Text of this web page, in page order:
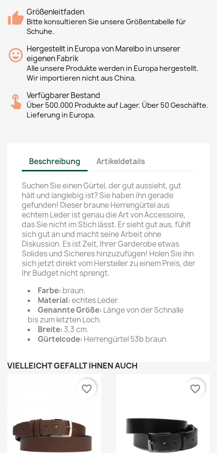
Größenleitfaden
Bitte konsultieren Sie unsere Größentabelle für
Schuhe.
Hergestellt in Europa von Marelbo in unserer
eigenen Fabrik
Alle unsere Produkte werden in Europa hergestellt.
Wir importieren nicht aus China.
Verfügbarer Bestand
Über 500.000 Produkte auf Lager. Über 50 Geschäfte.
Lieferung in Europa.
Beschreibung Artikeldetails
Suchen Sie einen Gürtel, der gut aussieht, gut
hält und langlebig ist? Sie haben ihn gerade
gefunden! Dieser braune Herrengürtel aus
echtem Leder ist genau die Art von Accessoire,
das Sie nicht im Stich lässt. Er sieht gut aus, fühlt
sich gut an und macht seine Arbeit ohne
Diskussion. Es ist Zeit, Ihrer Garderobe etwas
Solides und Sicheres hinzuzufügen! Holen Sie ihn
sich jetzt direkt vom Hersteller zu einem Preis, der
Ihr Budget nicht sprengt.
Farbe: braun.
Material:echtes Leder.
Genannte Größe: Länge von der Schnalle
bis zum letzten Loch.
Breite:3,3 cm.
Gürtelcode: Herrengürtel 53b braun.
VIELLEICHT GEFÄLLT IHNEN AUCH
favorite_border favorite_border